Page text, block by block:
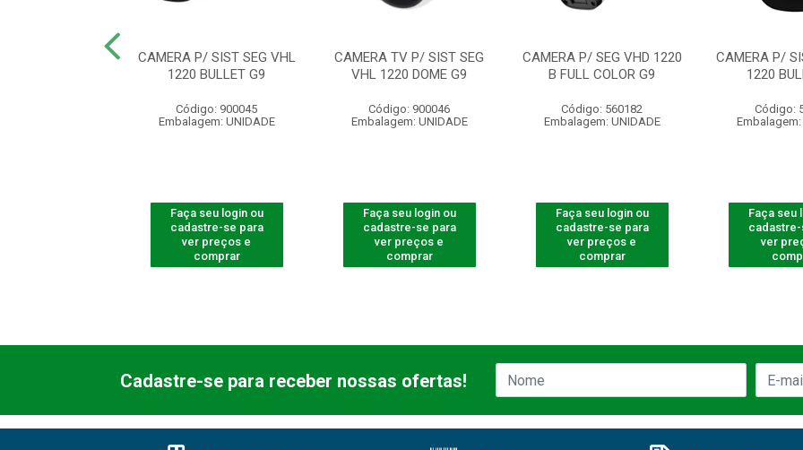
CAMERA P/ SIST SEG VHL
1220 BULLET G9
Código: 900045
Embalagem: UNIDADE
Faça seu login ou
cadastre-se para
ver preços e
comprar
CAMERA TV P/ SIST SEG
VHL 1220 DOME G9
Código: 900046
Embalagem: UNIDADE
Faça seu login ou
cadastre-se para
ver preços e
comprar
CAMERA P/ SEG VHD 1220
B FULL COLOR G9
Código: 560182
Embalagem: UNIDADE
Faça seu login ou
cadastre-se para
ver preços e
comprar
CAMERA P/
1220
Código:
Embalagem:
Faça seu
ver
Cadastre-se para receber nossas ofertas!